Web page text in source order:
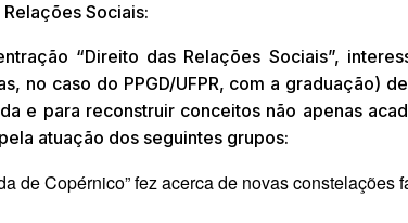
Sociais:
“Direito das Relações Sociais”,
no caso do PPGD/UFPR, com a graduação)
e para reconstruir conceitos não apenas
atuação dos seguintes grupos:
de Copérnico” fez acerca de novas